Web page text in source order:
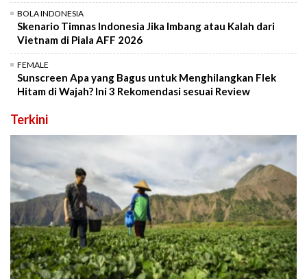
BOLA INDONESIA
Skenario Timnas Indonesia Jika Imbang atau Kalah dari
Vietnam di Piala AFF 2026
FEMALE
Sunscreen Apa yang Bagus untuk Menghilangkan Flek
Hitam di Wajah? Ini 3 Rekomendasi sesuai Review
Terkini